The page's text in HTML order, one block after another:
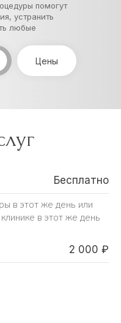
помогут
устранить
любые
Цены
Бесплатно
в этот же день или
в этот же день
2 000 ₽